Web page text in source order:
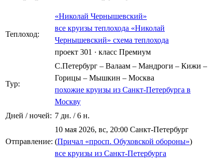
Теплоход:
«Николай Чернышевский»
все круизы теплохода «Николай
Чернышевский» схема теплохода
проект 301 · класс Премиум
Тур:
С.Петербург – Валаам – Мандроги – Кижи –
Горицы – Мышкин – Москва
похожие круизы из Санкт-Петербурга в
Москву
Дней / ночей: 7 дн. / 6 н.
Отправление:
10 мая 2026, вс, 20:00 Санкт-Петербург
(Причал «просп. Обуховской обороны»)
все круизы из Санкт-Петербурга